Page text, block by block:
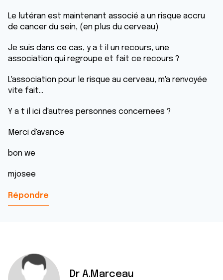
Le lutéran est maintenant associé a un risque accru
de cancer du sein, (en plus du cerveau)
Je suis dans ce cas, y a t il un recours, une
association qui regroupe et fait ce recours ?
L'association pour le risque au cerveau, m'a renvoyée
vite fait...
Y a t il ici d'autres personnes concernees ?
Merci d'avance
bon we
mjosee
Répondre
Dr A.Marceau